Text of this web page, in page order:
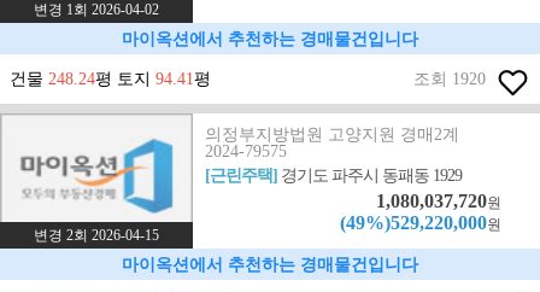
변경 1회 2026-04-02
마이옥션에서 추천하는 경매물건입니다
건물 248.24평 토지 94.41평 조회 1920
변경 2회 2026-04-15
의정부지방법원 고양지원 경매2계
2024-79575
[근린주택] 경기도 파주시 동패동 1929
1,080,037,720원
(49%)529,220,000원
마이옥션에서 추천하는 경매물건입니다